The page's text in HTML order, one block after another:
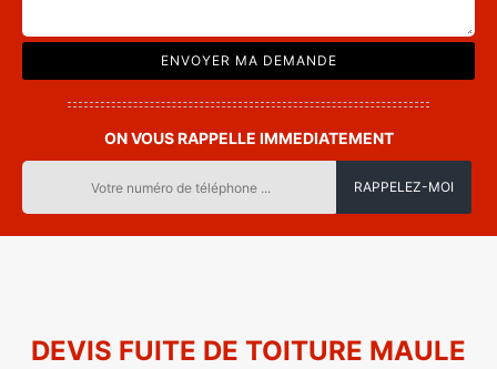
ON VOUS RAPPELLE IMMEDIATEMENT
DEVIS FUITE DE TOITURE MAULE